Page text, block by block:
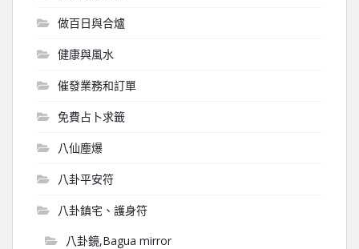
做百日與合爐
健康與風水
催發業務和訂單
免費占卜求籤
八仙塵爆
八卦平安符
八卦鎮宅、護身符
八卦鏡,Bagua mirror